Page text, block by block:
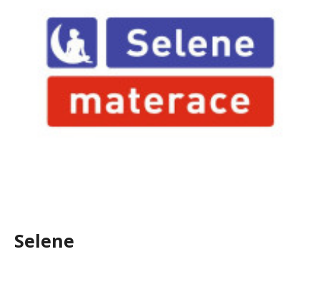
Selene